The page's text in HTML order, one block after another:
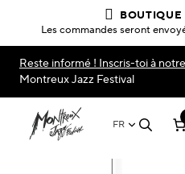
Reste informé ! Inscris-toi à
Montreux Jazz Festival
FR
BOUTIQUE
Les commandes seront